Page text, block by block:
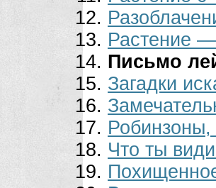
Растение
Письмо
Загадки
Что ты